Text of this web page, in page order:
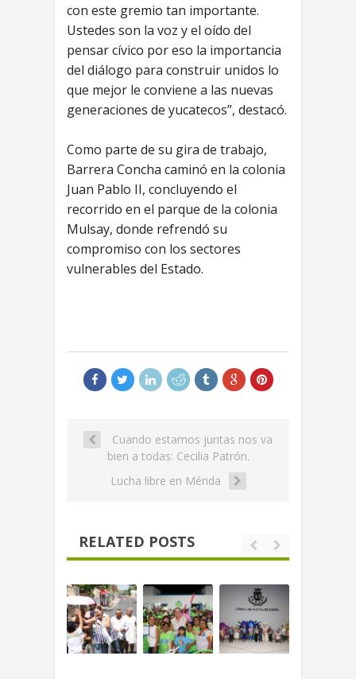
con este gremio tan importante.
Ustedes son la voz y el oído del
pensar cívico por eso la importancia
del diálogo para construir unidos lo
que mejor le conviene a las nuevas
generaciones de yucatecos”, destacó.
Como parte de su gira de trabajo,
Barrera Concha caminó en la colonia
Juan Pablo II, concluyendo el
recorrido en el parque de la colonia
Mulsay, donde refrendó su
compromiso con los sectores
vulnerables del Estado.
Cuando estamos juntas nos va
bien a todas: Cecilia Patrón.
Lucha libre en Mérida
RELATED POSTS